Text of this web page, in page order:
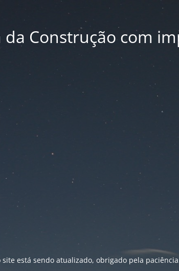
da Construção com
site está sendo atualizado, obrigado pela